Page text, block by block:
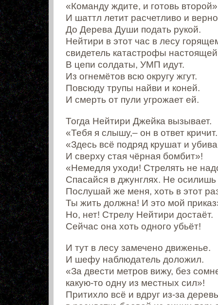
«Команду ждите, и готовь
И шаттл летит расчетливо и
До Дерева Души подать рукой.
Нейтири в этот час в лесу
свидетель катастрофы
В цепи солдаты, УМП идут.
Из огнемётов всю округу жгут.
Повсюду трупы найви и коней.
И смерть от пули угрожает ей.
Тогда Нейтири Джейка вызывает.
«Тебя я слышу,– он в ответ кричит.
«Здесь всё подряд крушат и
И сверху стая чёрная бомбит»!
«Немедля уходи! Стрелять не
Спасайся в джунглях. Не осилишь
Послушай же меня, хоть в этот
Ты жить должна! И это мой
Но, нет! Стрелу Нейтири достаёт.
Сейчас она хоть одного убьёт!
И тут в лесу замечено движенье.
И шефу наблюдатель доложил.
«За двести метров вижу, без
какую-то одну из местных сил»!
Притихло всё и вдруг из-за